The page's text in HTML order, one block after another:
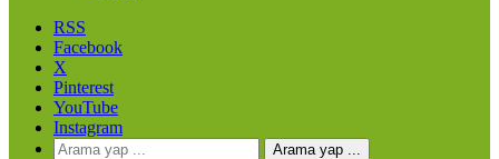
RSS
Facebook
X
Pinterest
YouTube
Instagram
Arama yap ...